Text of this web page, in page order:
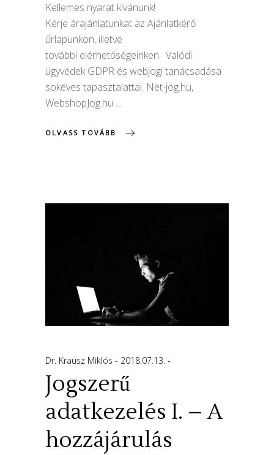
Kellemes nyarat kívánunk!
Kérje árajánlatunkat az Ajánlatkérő
űrlapunkon, illetve
további elérhetőségeinken. Valódi
ügyvédek GDPR és webjogi tanácsadása
sokéves tapasztalattal. Net-jog.hu,
WebshopJog.hu
OLVASS TOVÁBB
Dr. Krausz Miklós 2018.07.13.
Jogszerű
adatkezelés I. – A
hozzájárulás